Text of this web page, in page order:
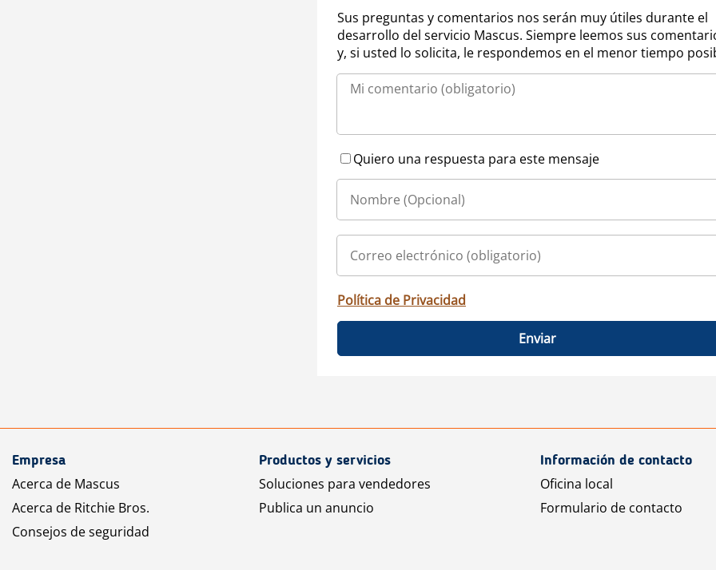
Sus preguntas y comentarios nos serán muy útiles durante el
desarrollo del servicio Mascus. Siempre leemos sus
y, si usted lo solicita, le respondemos en el menor tiempo
Quiero una respuesta para este mensaje
Política de Privacidad
Enviar
Empresa
Acerca de Mascus
Acerca de Ritchie Bros.
Consejos de seguridad
Productos y servicios
Soluciones para vendedores
Publica un anuncio
Información de contacto
Oficina local
Formulario de contacto